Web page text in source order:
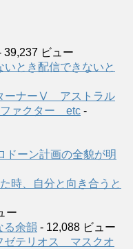
39,237 ビュー
とき配信できないと
ーナーⅤ アストラル
ァクター etc -
ーン計画の全貌が明
時、自分と向き合うと
ー
る余韻 - 12,088 ビュー
テリオス マスクオ